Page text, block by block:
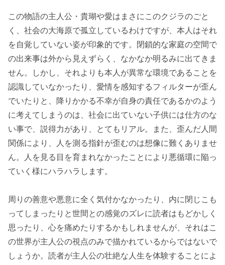
この物語の主人公・貴瑚や愛はまさにこのクジラのごと
く、社会の大海原で孤立しているわけですが、本人はそれ
を自覚していない姿が印象的です。閉鎖的な家庭の空間で
の出来事は外から見えずらく、なかなか明るみに出てきま
せん。しかし、それよりも本人が異常な環境であることを
認識していなかったり、愛情を感知するフィルターが歪ん
でいたりと、降りかかる不幸が自身の責任であるかのよう
に考えてしまうのは、社会に出ていない子供には仕方のな
い事で、説得力があり、とてもリアル。また、歪んだ人間
関係により、人を測る指針が歪むのは想像に難くありませ
ん。人を見る目を育まれなかったことにより悪循環に陥っ
ていく様にハラハラします。
周りの善意や悪意に全く気付かなかったり、内に閉じこも
ってしまったりと世間との感覚のズレに読者はもどかしく
思ったり、心を痛めたりするかもしれませんが、それはこ
の世界が主人公の視点のみで描かれているからではないで
しょうか。読者が主人公の壮絶な人生を体験することによ